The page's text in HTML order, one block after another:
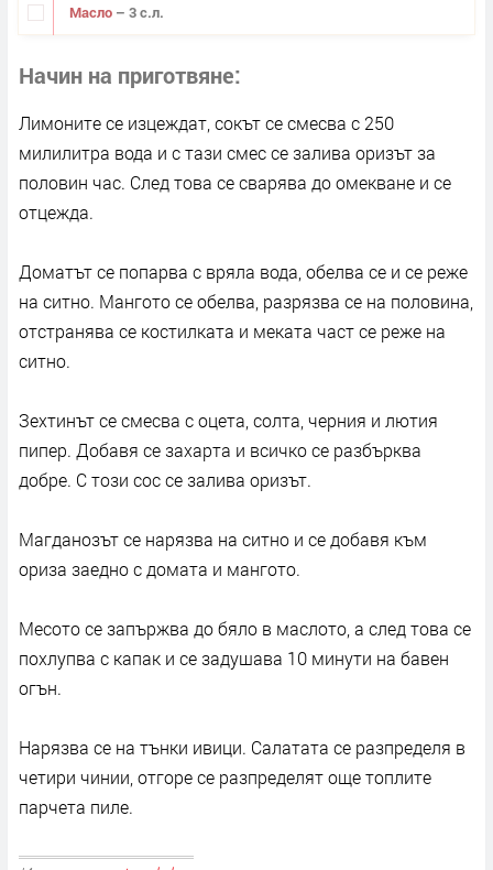
Масло – 3 с.л.
Начин на приготвяне
Лимоните се изцеждат, сокът се смесва с 250
милилитра вода и с тази смес се залива оризът за
половин час. След това се сварява до омекване и се
отцежда.
Доматът се попарва с вряла вода, обелва се и се реже
на ситно. Мангото се обелва, разрязва се на половина,
отстранява се костилката и меката част се реже на
ситно.
Зехтинът се смесва с оцета, солта, черния и лютия
пипер. Добавя се захарта и всичко се разбърква
добре. С този сос се залива оризът.
Магданозът се нарязва на ситно и се добавя към
ориза заедно с домата и мангото.
Месото се запържва до бяло в маслото, а след това се
похлупва с капак и се задушава 10 минути на бавен
огън.
Нарязва се на тънки ивици. Салатата се разпределя в
четири чинии, отгоре се разпределят още топлите
парчета пиле.